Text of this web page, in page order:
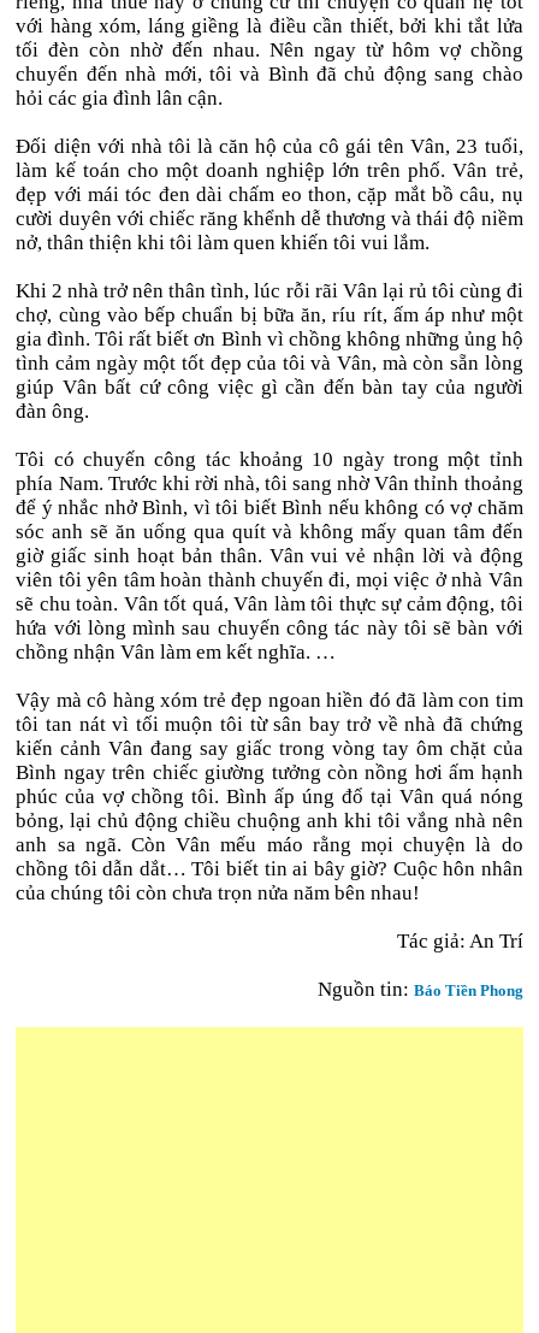
với hàng xóm, láng giềng là điều cần thiết, bởi khi tắt lửa
tối đèn còn nhờ đến nhau. Nên ngay từ hôm vợ chồng
chuyển đến nhà mới, tôi và Bình đã chủ động sang chào
hỏi các gia đình lân cận.
Đối diện với nhà tôi là căn hộ của cô gái tên Vân, 23 tuổi,
làm kế toán cho một doanh nghiệp lớn trên phố. Vân trẻ,
đẹp với mái tóc đen dài chấm eo thon, cặp mắt bồ câu, nụ
cười duyên với chiếc răng khểnh dễ thương và thái độ niềm
nở, thân thiện khi tôi làm quen khiến tôi vui lắm.
Khi 2 nhà trở nên thân tình, lúc rỗi rãi Vân lại rủ tôi cùng đi
chợ, cùng vào bếp chuẩn bị bữa ăn, ríu rít, ấm áp như một
gia đình. Tôi rất biết ơn Bình vì chồng không những ủng hộ
tình cảm ngày một tốt đẹp của tôi và Vân, mà còn sẵn lòng
giúp Vân bất cứ công việc gì cần đến bàn tay của người
đàn ông.
Tôi có chuyến công tác khoảng 10 ngày trong một tỉnh
phía Nam. Trước khi rời nhà, tôi sang nhờ Vân thỉnh thoảng
để ý nhắc nhở Bình, vì tôi biết Bình nếu không có vợ chăm
sóc anh sẽ ăn uống qua quít và không mấy quan tâm đến
giờ giấc sinh hoạt bản thân. Vân vui vẻ nhận lời và động
viên tôi yên tâm hoàn thành chuyến đi, mọi việc ở nhà Vân
sẽ chu toàn. Vân tốt quá, Vân làm tôi thực sự cảm động, tôi
hứa với lòng mình sau chuyến công tác này tôi sẽ bàn với
chồng nhận Vân làm em kết nghĩa. …
Vậy mà cô hàng xóm trẻ đẹp ngoan hiền đó đã làm con tim
tôi tan nát vì tối muộn tôi từ sân bay trở về nhà đã chứng
kiến cảnh Vân đang say giấc trong vòng tay ôm chặt của
Bình ngay trên chiếc giường tưởng còn nồng hơi ấm hạnh
phúc của vợ chồng tôi. Bình ấp úng đổ tại Vân quá nóng
bỏng, lại chủ động chiều chuộng anh khi tôi vắng nhà nên
anh sa ngã. Còn Vân mếu máo rằng mọi chuyện là do
chồng tôi dẫn dắt… Tôi biết tin ai bây giờ? Cuộc hôn nhân
của chúng tôi còn chưa trọn nửa năm bên nhau!
Tác giả: An Trí
Nguồn tin: Báo Tiền Phong